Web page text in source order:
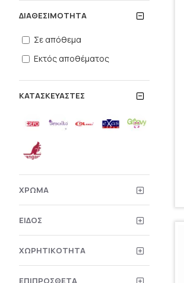
ΚΑΤΑΣΚΕΥΑΣΤΈΣ
ΧΡΏΜΑ
ΕΊΔΟΣ
ΧΩΡΗΤΙΚΌΤΗΤΑ
ΕΠΙΠΡΌΣΘΕΤΑ
ΔΙΑΘΕΣΙΜΌΤΗΤΑ
Σε απόθεμα
Εκτός αποθέματος